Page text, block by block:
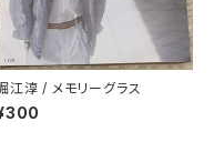
江淳 / メモリーグラス